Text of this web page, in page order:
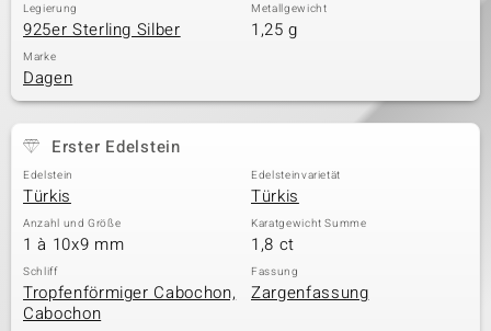
Legierung
925er Sterling Silber
Metallgewicht
1,25 g
Marke
Dagen
Erster Edelstein
Edelstein
Türkis
Edelsteinvarietät
Türkis
Anzahl und Größe
1 à 10x9 mm
Karatgewicht Summe
1,8 ct
Schliff
Tropfenförmiger Cabochon,
Cabochon
Fassung
Zargenfassung